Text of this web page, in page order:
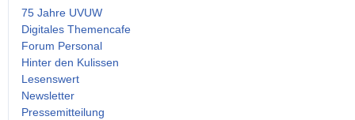
75 Jahre UVUW
Digitales Themencafe
Forum Personal
Hinter den Kulissen
Lesenswert
Newsletter
Pressemitteilung